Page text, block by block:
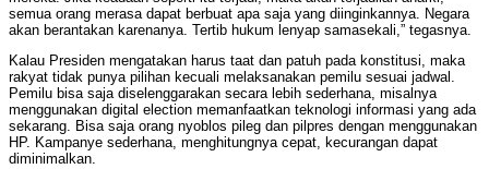
semua orang merasa dapat berbuat apa saja yang diinginkannya. Negara
akan berantakan karenanya. Tertib hukum lenyap samasekali,” tegasnya.
Kalau Presiden mengatakan harus taat dan patuh pada konstitusi, maka
rakyat tidak punya pilihan kecuali melaksanakan pemilu sesuai jadwal.
Pemilu bisa saja diselenggarakan secara lebih sederhana, misalnya
menggunakan digital election memanfaatkan teknologi informasi yang ada
sekarang. Bisa saja orang nyoblos pileg dan pilpres dengan menggunakan
HP. Kampanye sederhana, menghitungnya cepat, kecurangan dapat
diminimalkan.